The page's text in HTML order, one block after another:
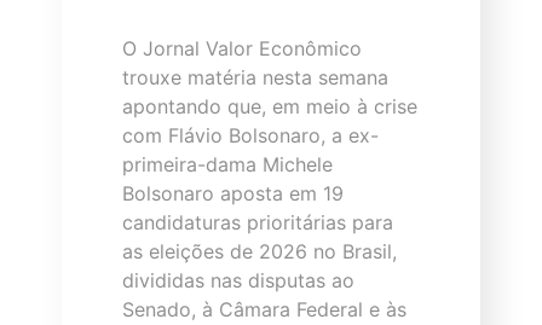
O Jornal Valor Econômico
trouxe matéria nesta semana
apontando que, em meio à crise
com Flávio Bolsonaro, a ex-
primeira-dama Michele
Bolsonaro aposta em 19
candidaturas prioritárias para
as eleições de 2026 no Brasil,
divididas nas disputas ao
Senado, à Câmara Federal e às